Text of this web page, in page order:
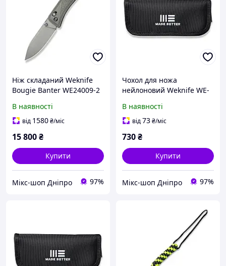
Ніж складаний Weknife
Bougie Banter WE24009-2
В наявності
від 1580₴/міс
15 800₴
Купити
Мікс-шоп Дніпро 97%
Чохол для ножа
нейлоновий Weknife WE-
В наявності
від73₴/міс
730₴
Купити
Мікс-шоп Дніпро 97%